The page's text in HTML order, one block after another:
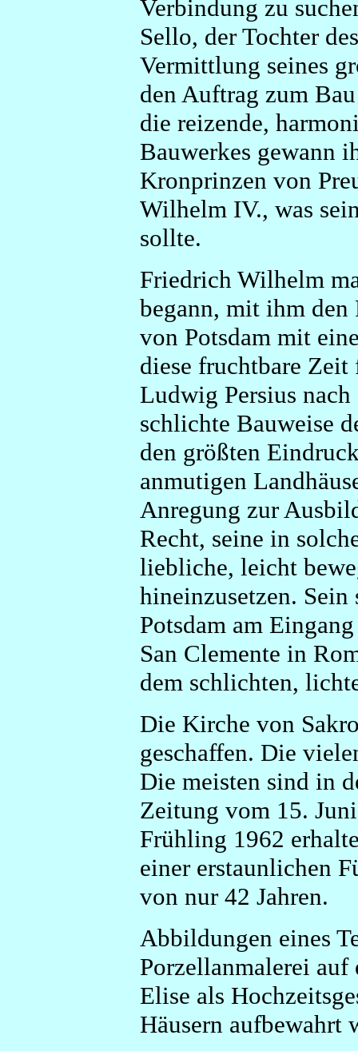
Verbindung zu
Sello, der Tochter
Vermittlung seines
den Auftrag zum
die reizende,
Bauwerkes gewann
Kronprinzen von
Wilhelm IV., was
sollte.
Friedrich Wilhelm
begann, mit ihm den
von Potsdam mit
diese fruchtbare
Ludwig Persius
schlichte Bauweise
den größten
anmutigen
Anregung zur
Recht, seine in
liebliche, leicht
hineinzusetzen.
Potsdam am
San Clemente in
dem schlichten,
Die Kirche von
geschaffen. Die
Die meisten sind in
Zeitung vom 15.
Frühling 1962
einer erstaunlichen
von nur 42 Jahren.
Abbildungen eines
Porzellanmalerei
Elise als
Häusern aufbewahrt